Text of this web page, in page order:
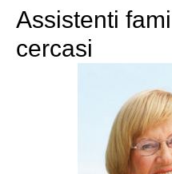
Assistenti
cercasi